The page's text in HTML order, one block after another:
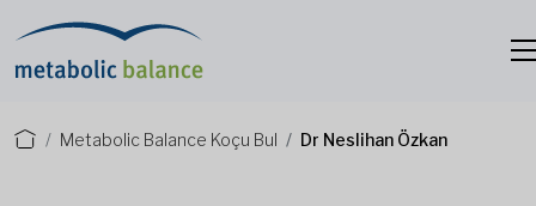
Metabolic Balance Koçu Bul Dr Neslihan Özkan